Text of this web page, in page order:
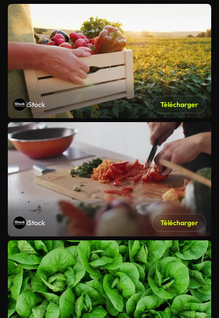
iStock Télécharger
iStock Télécharger